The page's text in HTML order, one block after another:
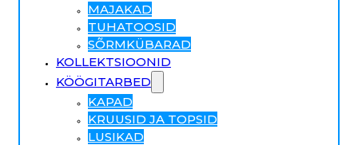
MAJAKAD
TUHATOOSID
SÕRMKÜBARAD
KOLLEKTSIOONID
KÖÖGITARBED
KAPAD
KRUUSID JA TOPSID
LUSIKAD